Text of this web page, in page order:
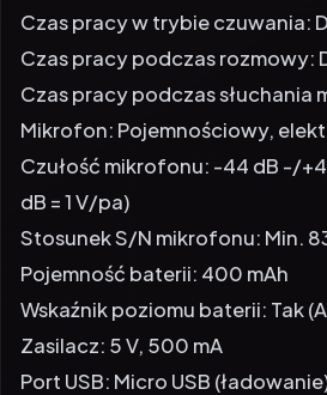
Czas pracy w trybie czuwania:
Czas pracy podczas rozmowy:
Czas pracy podczas słuchania
Mikrofon: Pojemnościowy,
Czułość mikrofonu: -44 dB -/+4
dB = 1 V/pa)
Stosunek S/N mikrofonu: Min.
Pojemność baterii: 400 mAh
Wskaźnik poziomu baterii: Tak
Zasilacz: 5 V, 500 mA
Port USB: Micro USB